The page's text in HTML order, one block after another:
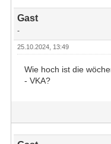
Gast
-
25.10.2024, 13:49
Wie hoch ist die
- VKA?